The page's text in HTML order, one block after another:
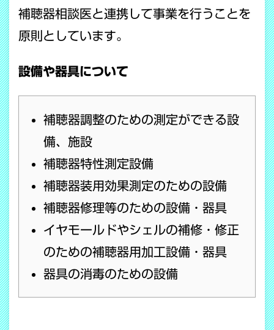
補聴器相談医と連携して事業を行うことを
原則としています。
設備や器具について
補聴器調整のための測定ができる設
備、施設
補聴器特性測定設備
補聴器装用効果測定のための設備
補聴器修理等のための設備・器具
イヤモールドやシェルの補修・修正
のための補聴器用加工設備・器具
器具の消毒のための設備